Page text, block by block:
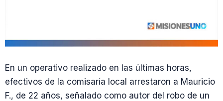
En un operativo realizado en las últimas horas,
efectivos de la comisaría local arrestaron a Mauricio
F., de 22 años, señalado como autor del robo de un